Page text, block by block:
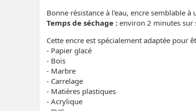
Bonne résistance à l'eau, encre semblable
Temps de séchage :environ 2 minutes sur
Cette encre est spécialement adaptée pour
- Papier glacé
- Bois
- Marbre
- Carrelage
- Matières plastiques
- Acrylique